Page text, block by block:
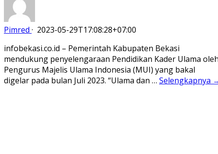
Pimred · 2023-05-29T17:08:28+07:00
infobekasi.co.id – Pemerintah Kabupaten Bekasi
mendukung penyelengaraan Pendidikan Kader Ulama
Pengurus Majelis Ulama Indonesia (MUI) yang bakal
digelar pada bulan Juli 2023. “Ulama dan … Selengkapnya